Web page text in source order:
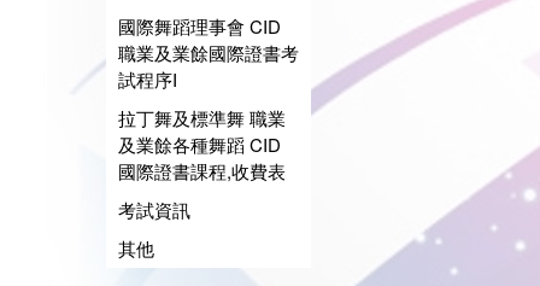
國際舞蹈理事會 CID
職業及業餘國際證書考
試程序I
拉丁舞及標準舞 職業
及業餘各種舞蹈 CID
國際證書課程,收費表
考試資訊
其他